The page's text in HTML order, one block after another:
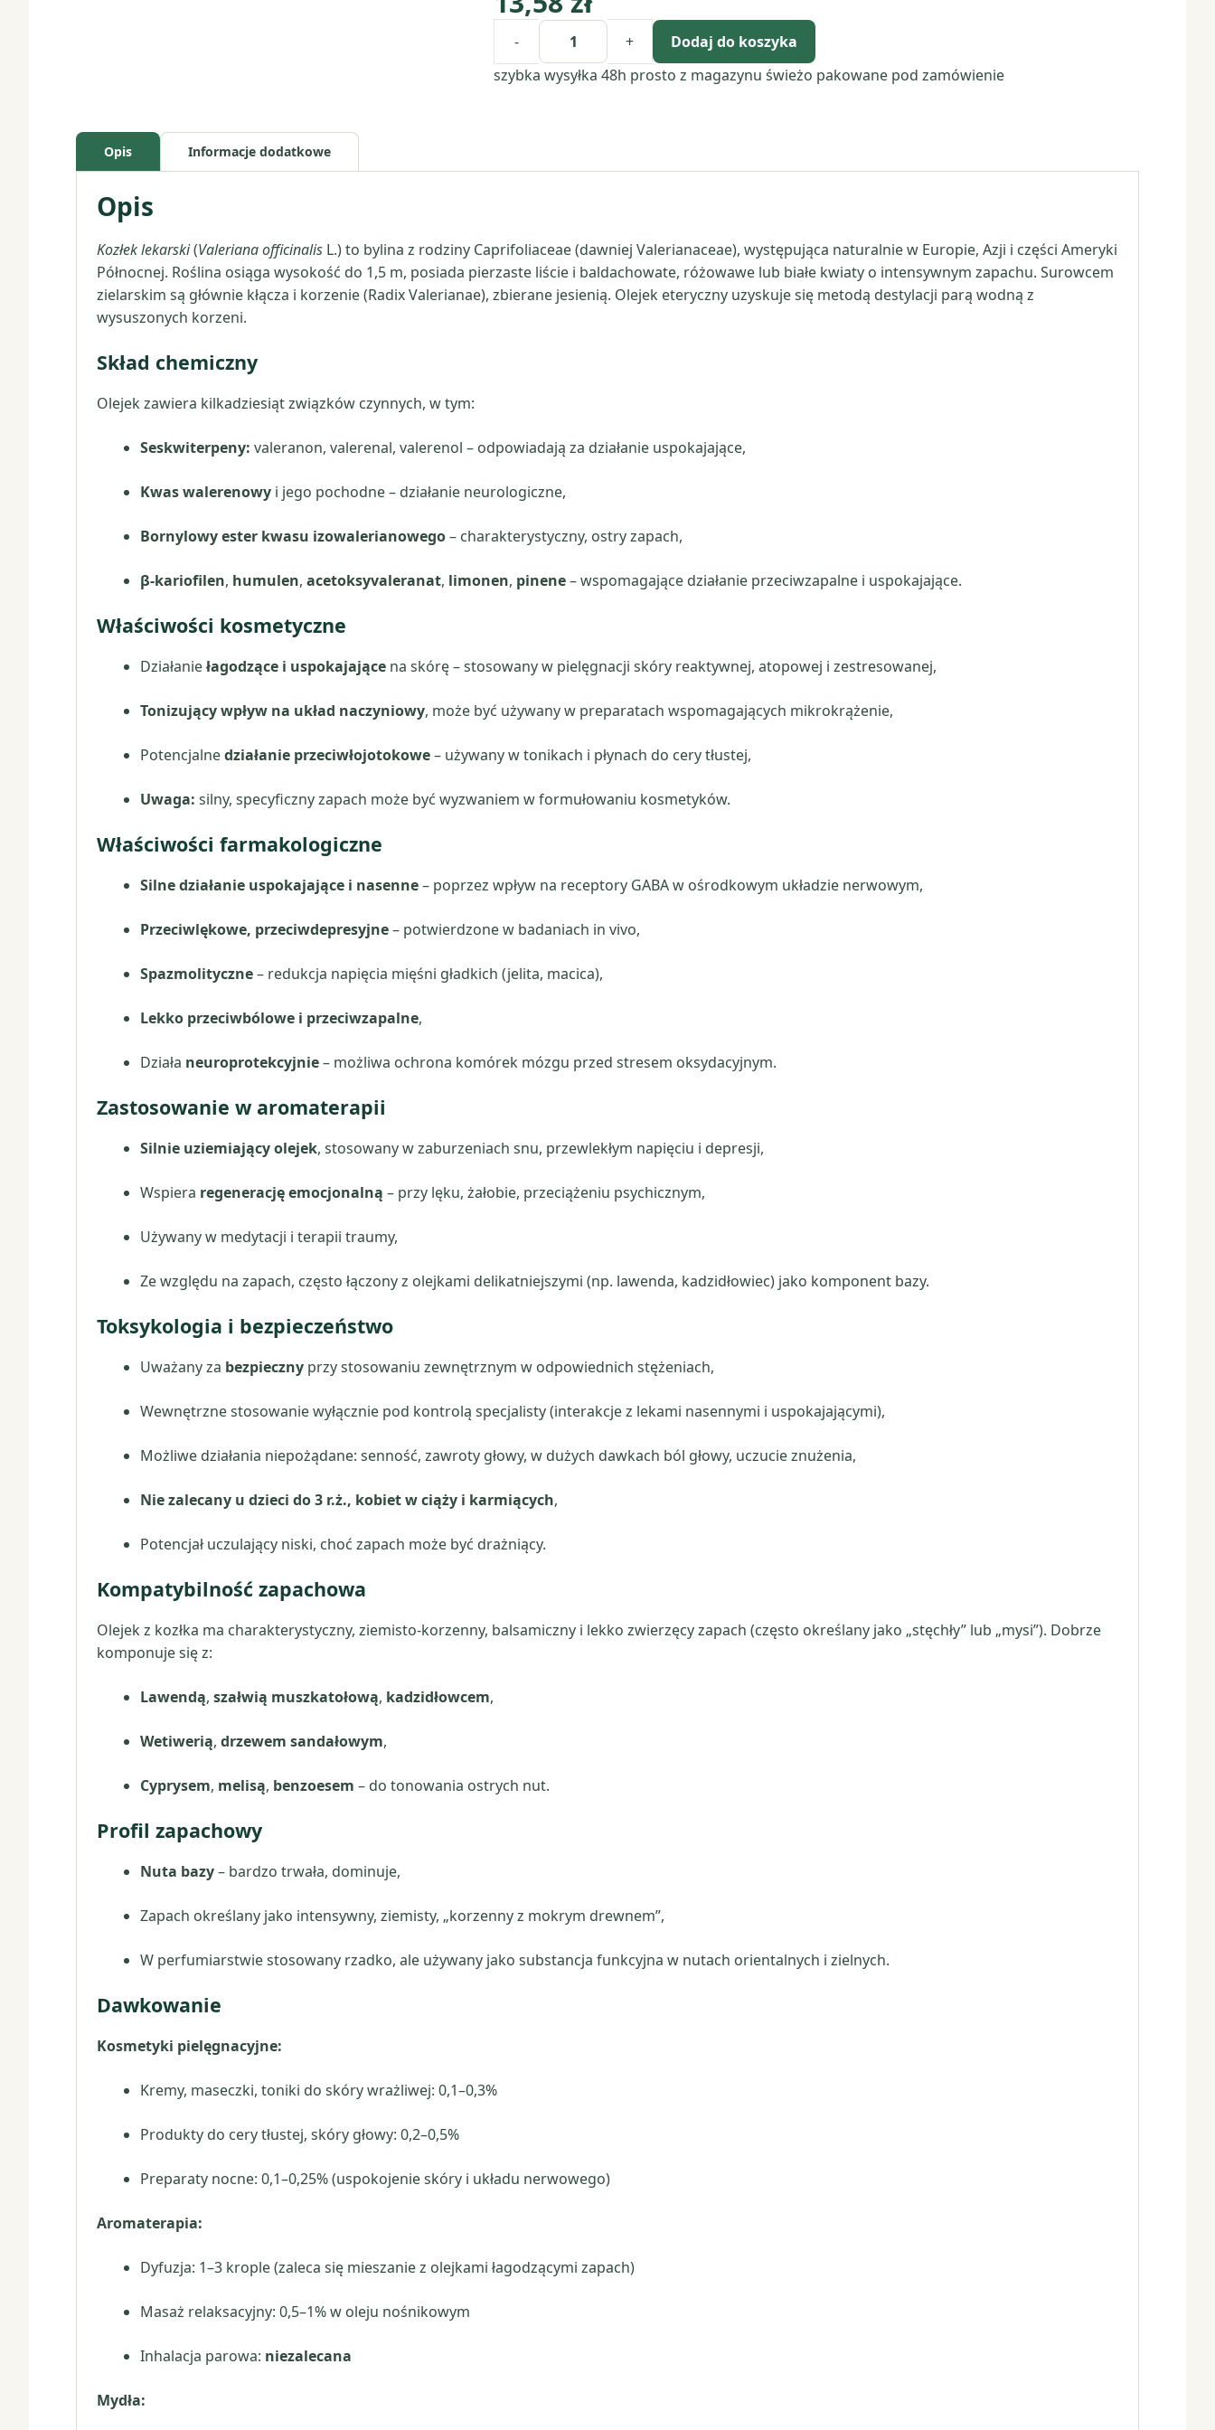
-
ilość
Kozłek
+
Dodaj do koszyka
szybka wysyłka 48h prosto z magazynu świeżo pakowane pod zamówienie
Opis Informacje dodatkowe
Opis
Kozłek lekarski(Valeriana officinalis L.) to bylina z rodziny Caprifoliaceae (dawniej Valerianaceae), występująca naturalnie w Europie, Azji i części Ameryki
Północnej. Roślina osiąga wysokość do 1,5 m, posiada pierzaste liście i baldachowate, różowawe lub białe kwiaty o intensywnym zapachu. Surowcem
zielarskim są głównie kłącza i korzenie (Radix Valerianae), zbierane jesienią. Olejek eteryczny uzyskuje się metodą destylacji parą wodną z
wysuszonych korzeni.
Skład chemiczny
Olejek zawiera kilkadziesiąt związków czynnych, w tym:
Seskwiterpeny: valeranon, valerenal, valerenol – odpowiadają za działanie uspokajające,
Kwas walerenowy i jego pochodne – działanie neurologiczne,
Bornylowy ester kwasu izowalerianowego– charakterystyczny, ostry zapach,
β-kariofilen, humulen, acetoksyvaleranat, limonen, pinene– wspomagające działanie przeciwzapalne i uspokajające.
Właściwości kosmetyczne
Działaniełagodzące i uspokajające na skórę – stosowany w pielęgnacji skóry reaktywnej, atopowej i zestresowanej,
Tonizujący wpływ na układ naczyniowy, może być używany w preparatach wspomagających mikrokrążenie,
Potencjalnedziałanie przeciwłojotokowe– używany w tonikach i płynach do cery tłustej,
Uwaga: silny, specyficzny zapach może być wyzwaniem w formułowaniu kosmetyków.
Właściwości farmakologiczne
Silne działanie uspokajające i nasenne– poprzez wpływ na receptory GABA w ośrodkowym układzie nerwowym,
Przeciwlękowe, przeciwdepresyjne– potwierdzone w badaniach in vivo,
Spazmolityczne– redukcja napięcia mięśni gładkich (jelita, macica),
Lekko przeciwbólowe i przeciwzapalne,
Działa neuroprotekcyjnie– możliwa ochrona komórek mózgu przed stresem oksydacyjnym.
Zastosowanie w aromaterapii
Silnie uziemiający olejek, stosowany w zaburzeniach snu, przewlekłym napięciu i depresji,
Wspiera regenerację emocjonalną – przy lęku, żałobie, przeciążeniu psychicznym,
Używany w medytacji i terapii traumy,
Ze względu na zapach, często łączony z olejkami delikatniejszymi (np. lawenda, kadzidłowiec) jako komponent bazy.
Toksykologia i bezpieczeństwo
Uważany za bezpieczny przy stosowaniu zewnętrznym w odpowiednich stężeniach,
Wewnętrzne stosowanie wyłącznie pod kontrolą specjalisty (interakcje z lekami nasennymi i uspokajającymi),
Możliwe działania niepożądane: senność, zawroty głowy, w dużych dawkach ból głowy, uczucie znużenia,
Nie zalecany u dzieci do 3 r.ż., kobiet w ciąży i karmiących,
Potencjał uczulający niski, choć zapach może być drażniący.
Kompatybilność zapachowa
Olejek z kozłka ma charakterystyczny, ziemisto-korzenny, balsamiczny i lekko zwierzęcy zapach (często określany jako „stęchły” lub „mysi”). Dobrze
komponuje się z:
Lawendą, szałwią muszkatołową, kadzidłowcem,
Wetiwerią, drzewem sandałowym,
Cyprysem, melisą, benzoesem – do tonowania ostrych nut.
Profil zapachowy
Nuta bazy– bardzo trwała, dominuje,
Zapach określany jako intensywny, ziemisty, „korzenny z mokrym drewnem”,
W perfumiarstwie stosowany rzadko, ale używany jako substancja funkcyjna w nutach orientalnych i zielnych.
Dawkowanie
Kosmetyki pielęgnacyjne:
Kremy, maseczki, toniki do skóry wrażliwej: 0,1–0,3%
Produkty do cery tłustej, skóry głowy: 0,2–0,5%
Preparaty nocne: 0,1–0,25% (uspokojenie skóry i układu nerwowego)
Aromaterapia:
Dyfuzja: 1–3 krople (zaleca się mieszanie z olejkami łagodzącymi zapach)
Masaż relaksacyjny: 0,5–1% w oleju nośnikowym
Inhalacja parowa: niezalecana
Mydła: